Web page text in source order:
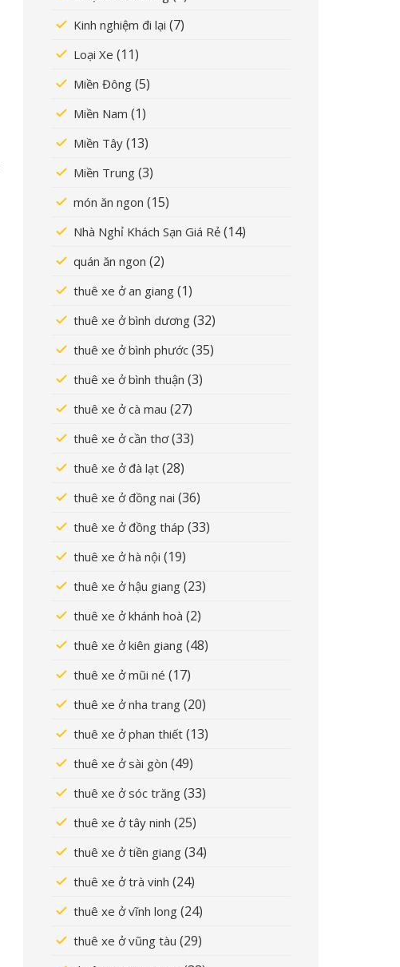
Kinh nghiệm đi lại (7)
Loại Xe (11)
Miền Đông (5)
Miền Nam (1)
Miền Tây (13)
Miền Trung (3)
món ăn ngon (15)
Nhà Nghỉ Khách Sạn Giá Rẻ (14)
quán ăn ngon (2)
thuê xe ở an giang (1)
thuê xe ở bình dương (32)
thuê xe ở bình phước (35)
thuê xe ở bình thuận (3)
thuê xe ở cà mau (27)
thuê xe ở cần thơ(33)
thuê xe ở đà lạt (28)
thuê xe ở đồng nai (36)
thuê xe ở đồng tháp (33)
thuê xe ở hà nội (19)
thuê xe ở hậu giang (23)
thuê xe ở khánh hoà (2)
thuê xe ở kiên giang (48)
thuê xe ở mũi né (17)
thuê xe ở nha trang (20)
thuê xe ở phan thiết (13)
thuê xe ở sài gòn (49)
thuê xe ở sóc trăng (33)
thuê xe ở tây ninh (25)
thuê xe ở tiền giang (34)
thuê xe ở trà vinh (24)
thuê xe ở vĩnh long (24)
thuê xe ở vũng tàu (29)